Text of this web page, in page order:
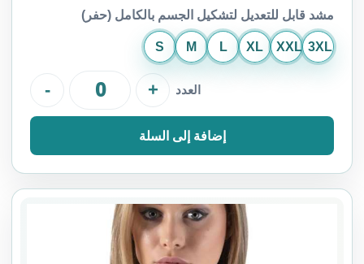
مشد قابل للتعديل لتشكيل الجسم بالكامل (حفر)
S M L XL XXL 3XL
العدد - +
إضافة إلى السلة